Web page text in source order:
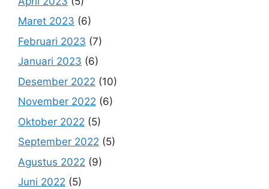
Maret 2023 (6)
Februari 2023 (7)
Januari 2023 (6)
Desember 2022 (10)
November 2022 (6)
Oktober 2022 (5)
September 2022 (5)
Agustus 2022 (9)
Juni 2022 (5)